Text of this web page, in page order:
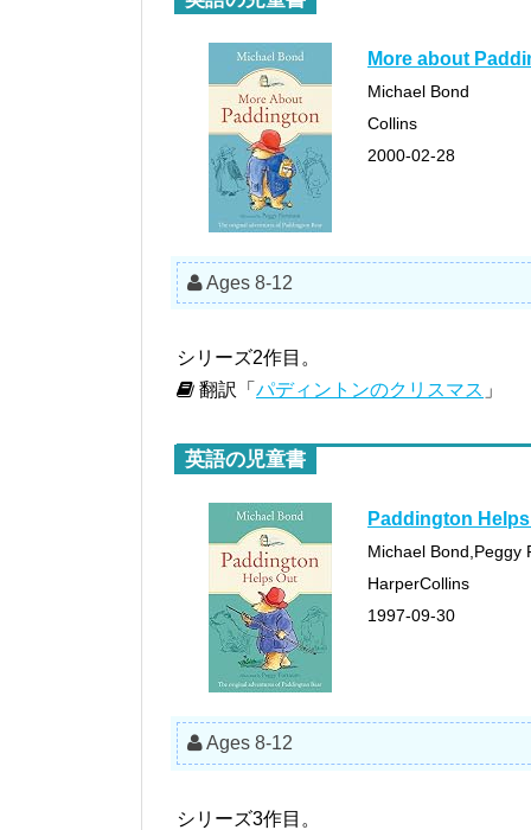
More about
Michael Bond
Collins
2000-02-28
Ages 8-12
シリーズ2作目。
翻訳「 パディントンのクリスマス 」
英語の児童書
Paddington
Michael Bond,Peggy
HarperCollins
1997-09-30
Ages 8-12
シリーズ3作目。